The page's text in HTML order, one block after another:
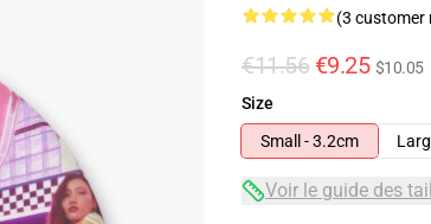
(3 customer
€11.56 €9.25 $10.05
Size
Small - 3.2cm
Voir le guide des